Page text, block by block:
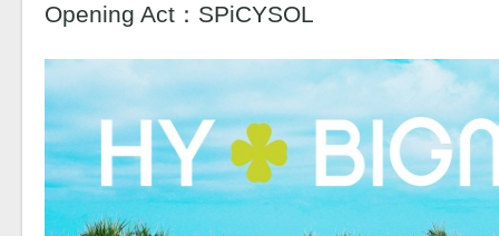
Opening Act：SPiCYSOL